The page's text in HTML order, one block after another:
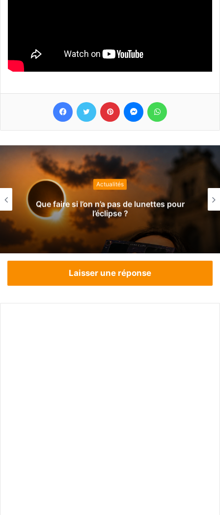
FacebookTwitter Pinterest Messenger
Actualités
Que faire si l’on n’a pas de lunettes pour
l’éclipse ?
Laisser une réponse